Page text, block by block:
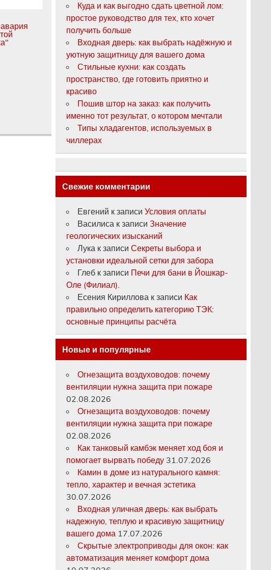
Куда и как выгодно сдать цветной лом:
простое руководство для тех, кто хочет
получить больше
Входная дверь: как выбрать надёжную и
уютную защитницу для вашего дома
Стильные кухни: как создать
пространство, где готовить приятно и
красиво
Пошив штор на заказ: как получить
именно тот результат, о котором мечтали
Типы хладагентов, используемых в
чиллерах
Свежие комментарии
Евгений к записиУсловия оплаты
Василиса к записиЗначение
геологических изысканий
Лука к записиСекреты выбора и
установки идеальной сетки для забора
Глеб к записи Печи для бани в Йошкар-
Оле (Филиал).
Есения Кириллова к записи Как
правильно определить категорию ТЭК:
основные принципы расчёта
Новые и популярные
Огнезащита воздуховодов: почему
вентиляции нужна защита при пожаре
02.08.2026
Огнезащита воздуховодов: почему
вентиляции нужна защита при пожаре
02.08.2026
Как танковый камбэк меняет ход боя и
помогает вырвать победу 31.07.2026
Камин в доме из натурального камня:
тепло, характер и вечная эстетика
30.07.2026
Входная уличная дверь: как выбрать
надежную, теплую и красивую защитницу
вашего дома 17.07.2026
Скрытые электроприводы для окон: как
автоматизация меняет комфорт дома